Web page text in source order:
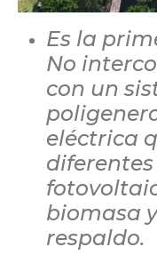
Es la
No
con un
eléctrica
biomasa
respaldo.